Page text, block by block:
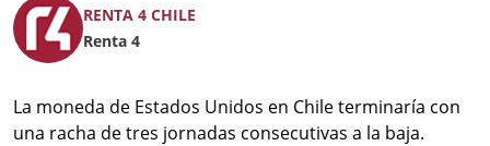
RENTA 4 CHILE
Renta 4
La moneda de Estados Unidos en Chile terminaría con
una racha de tres jornadas consecutivas a la baja.